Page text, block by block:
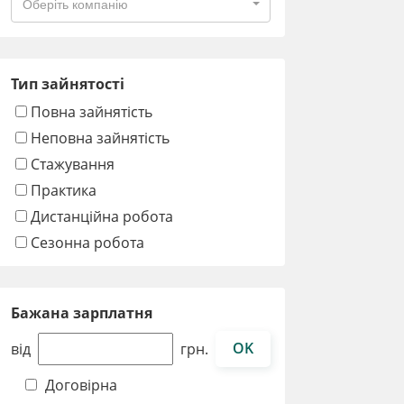
Тип зайнятості
Повна зайнятість
Неповна зайнятість
Стажування
Практика
Дистанційна робота
Сезонна робота
Бажана зарплатня
від
грн.
OK
Договірна